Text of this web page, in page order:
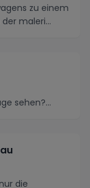
zu einem
maleri...
sehen?...
die